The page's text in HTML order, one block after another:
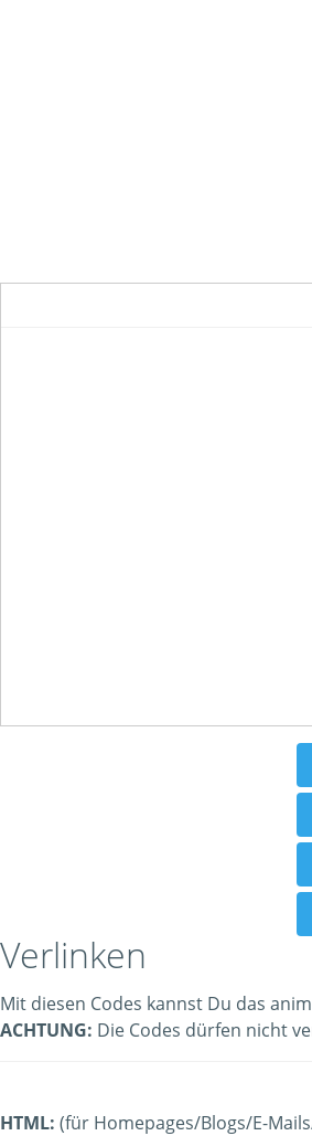
Verlinken
Mit diesen Codes kannst Du das
ACHTUNG: Die Codes dürfen nicht
HTML: (für Homepages/Blogs/E-